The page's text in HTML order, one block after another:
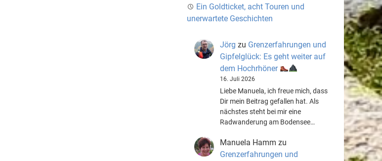
Ein Goldticket, acht Touren und
unerwartete Geschichten
Jörg zu Grenzerfahrungen und
Gipfelglück: Es geht weiter auf
dem Hochrhöner
16. Juli 2026
Liebe Manuela, ich freue mich, dass
Dir mein Beitrag gefallen hat. Als
nächstes steht bei mir eine
Radwanderung am Bodensee…
Manuela Hamm zu
Grenzerfahrungen und